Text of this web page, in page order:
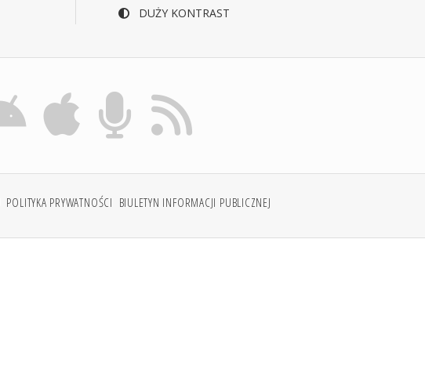
DUŻY KONTRAST
POLITYKA PRYWATNOŚCI BIULETYN INFORMACJI PUBLICZNEJ